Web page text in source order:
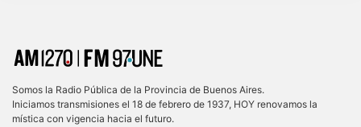
Somos la Radio Pública de la Provincia de Buenos Aires.
Iniciamos transmisiones el 18 de febrero de 1937, HOY renovamos la
mística con vigencia hacia el futuro.